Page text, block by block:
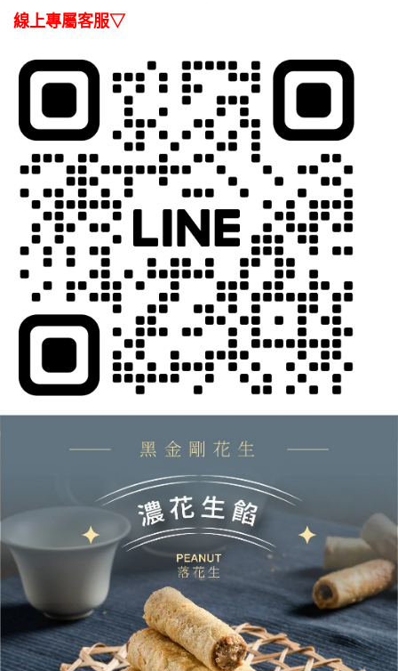
【注意事項】
易，需依本服務之必要範圍內提供個人資料，並將交易相關給付款項請求債
權轉讓予恩沛科技股份有限公司。
２．關於個人資料處理事宜，請瀏覽以下網址：
https://aftee.tw/terms/#terms3
３．未成年的使用者請事先徵得法定代理人或監護人之同意方可使用
「AFTEE先享後付」，若未經同意申辦者引起之損失，本公司不負相關責
任。
４．使用「AFTEE先享後付」時，將依據個別帳號之用戶狀況，依本公司即
時審查核予不同之上限額度；若仍有額度不足之情形，本公司將視審查結果
請求用戶進行身份認證。
５．嚴禁一人註冊多個帳號或使用他人資訊註冊。若發現惡意使用之情形，
恩沛科技股份有限公司將有權停止該用戶之使用額度並採取法律行動。
線上專屬客服▽